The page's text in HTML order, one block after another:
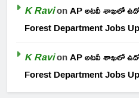
K RavionAP అటవీ శాఖలో
Forest Department Jobs
K RavionAP అటవీ శాఖలో
Forest Department Jobs